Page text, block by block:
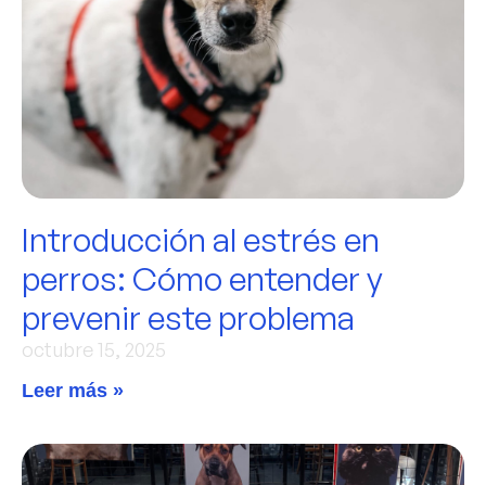
Introducción al estrés en
perros: Cómo entender y
prevenir este problema
octubre 15, 2025
Leer más »